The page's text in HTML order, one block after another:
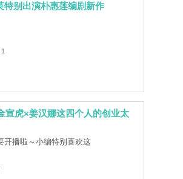
特别出演朴惠莲编剧新作
1
虎×姜汉娜这四个人的创业太
开播啦～小编特别喜欢这